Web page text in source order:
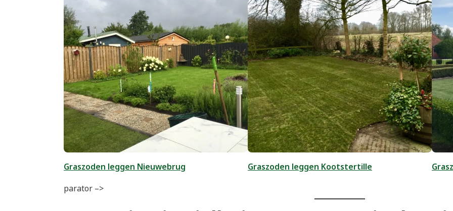
Graszoden leggen Nieuwebrug Graszoden leggen Kootstertille
parator –>